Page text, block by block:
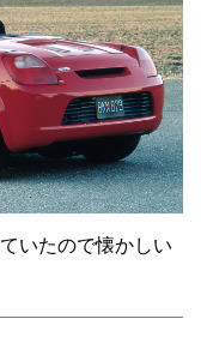
たので懐かしい